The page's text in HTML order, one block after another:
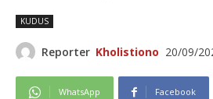
KUDUS
Reporter Kholistiono 20/09/
WhatsApp Facebook